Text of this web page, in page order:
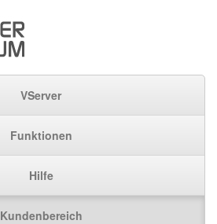
VServer
Funktionen
Hilfe
Kundenbereich